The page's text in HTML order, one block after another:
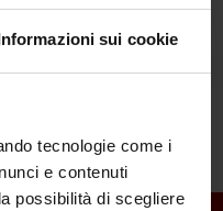
sui cookie
tecnologie come i
e contenuti
possibilità di scegliere